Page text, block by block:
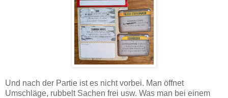
Und nach der Partie ist es nicht vorbei. Man öffnet
Umschläge, rubbelt Sachen frei usw. Was man bei einem